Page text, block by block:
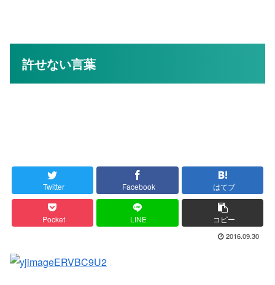
許せない言葉
Twitter Facebook はてブ
Pocket LINE コピー
2016.09.30